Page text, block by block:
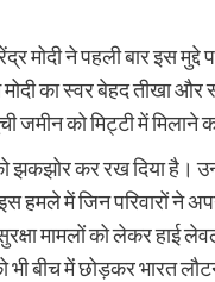
मोदी ने पहली बार इस मुद्दे
का स्वर बेहद तीखा
जमीन को मिट्टी में मिलाने
कर रख दिया है।
हमले में जिन परिवारों ने
मामलों को लेकर हाई
बीच में छोड़कर भारत